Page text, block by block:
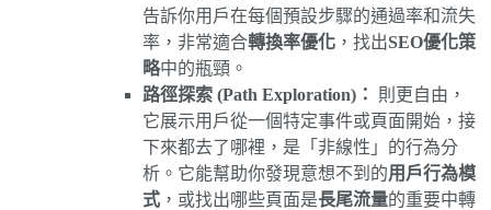
告訴你用戶在每個預設步驟的通過率和流失
率，非常適合轉換率優化 ，找出SEO優化策
略中的瓶頸。
路徑探索 (Path Exploration)：
則更自由，
它展示用戶從一個特定事件或頁面開始，接
下來都去了哪裡，是「非線性」的行為分
析。它能幫助你發現意想不到的用戶行為模
式 ，或找出哪些頁面是長尾流量的重要中轉